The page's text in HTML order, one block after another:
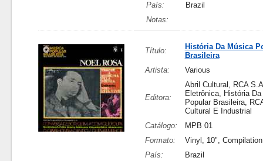
País:
Brazil
Notas:
Título:
História Da Música
Brasileira
Artista:
Various
Editora:
Abril Cultural, RCA
Eletrônica, História
Popular Brasileira,
Cultural E Industrial
Catálogo:
MPB 01
Formato:
Vinyl, 10", Compilation
País:
Brazil